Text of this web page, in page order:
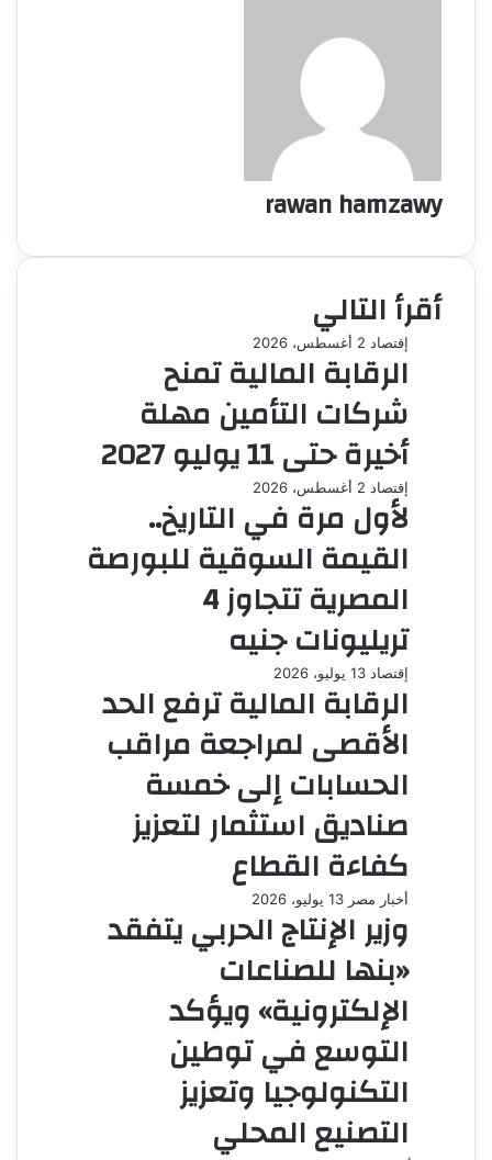
rawan hamzawy
أقرأ التالي
إقتصاد 2 أغسطس، 2026
الرقابة المالية تمنح
شركات التأمين مهلة
أخيرة حتى 11 يوليو 2027
إقتصاد 2 أغسطس، 2026
لأول مرة في التاريخ..
القيمة السوقية للبورصة
المصرية تتجاوز 4
تريليونات جنيه
إقتصاد 13 يوليو، 2026
الرقابة المالية ترفع الحد
الأقصى لمراجعة مراقب
الحسابات إلى خمسة
صناديق استثمار لتعزيز
كفاءة القطاع
أخبار مصر 13 يوليو، 2026
وزير الإنتاج الحربي يتفقد
«بنها للصناعات
الإلكترونية» ويؤكد
التوسع في توطين
التكنولوجيا وتعزيز
التصنيع المحلي